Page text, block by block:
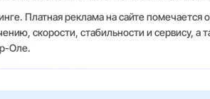
Платная реклама на сайте
скорости, стабильности и сервису, а
Оле.